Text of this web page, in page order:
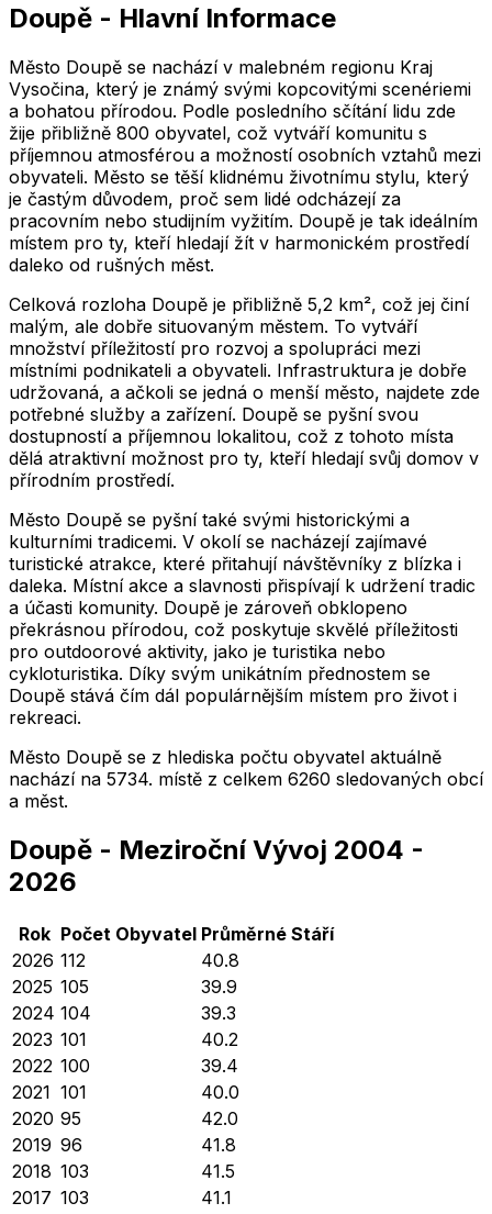
Doupě - Hlavní Informace
Město Doupě se nachází v malebném regionu Kraj
Vysočina, který je známý svými kopcovitými scenériemi
a bohatou přírodou. Podle posledního sčítání lidu zde
žije přibližně 800 obyvatel, což vytváří komunitu s
příjemnou atmosférou a možností osobních vztahů mezi
obyvateli. Město se těší klidnému životnímu stylu, který
je častým důvodem, proč sem lidé odcházejí za
pracovním nebo studijním vyžitím. Doupě je tak ideálním
místem pro ty, kteří hledají žít v harmonickém prostředí
daleko od rušných měst.
Celková rozloha Doupě je přibližně 5,2 km², což jej činí
malým, ale dobře situovaným městem. To vytváří
množství příležitostí pro rozvoj a spolupráci mezi
místními podnikateli a obyvateli. Infrastruktura je dobře
udržovaná, a ačkoli se jedná o menší město, najdete zde
potřebné služby a zařízení. Doupě se pyšní svou
dostupností a příjemnou lokalitou, což z tohoto místa
dělá atraktivní možnost pro ty, kteří hledají svůj domov v
přírodním prostředí.
Město Doupě se pyšní také svými historickými a
kulturními tradicemi. V okolí se nacházejí zajímavé
turistické atrakce, které přitahují návštěvníky z blízka i
daleka. Místní akce a slavnosti přispívají k udržení tradic
a účasti komunity. Doupě je zároveň obklopeno
překrásnou přírodou, což poskytuje skvělé příležitosti
pro outdoorové aktivity, jako je turistika nebo
cykloturistika. Díky svým unikátním přednostem se
Doupě stává čím dál populárnějším místem pro život i
rekreaci.
Město Doupě se z hlediska počtu obyvatel aktuálně
nachází na 5734. místě z celkem 6260 sledovaných obcí
a měst.
Doupě - Meziroční Vývoj 2004 -
2026
Rok Počet Obyvatel Průměrné Stáří
2026 112
40.8
2025 105
39.9
2024 104
39.3
2023 101
40.2
2022 100
39.4
2021 101
40.0
2020 95
42.0
2019 96
41.8
2018 103
41.5
2017 103
41.1